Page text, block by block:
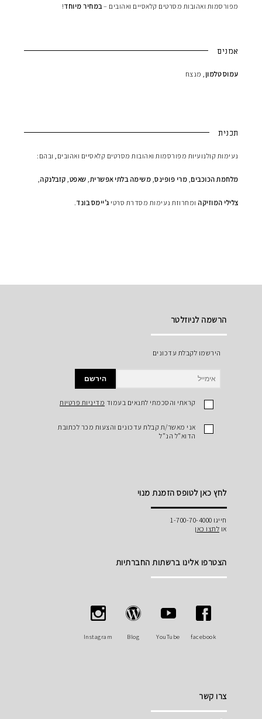
מפורסמות ואהובות מסרטים קלאסיים ואהובים –במחיר מיוחד!
אמנים
עמוס טלמון , מנצח
תכנית
נעימות קולנועיות מפורסמות ואהובות מסרטים קלאסיים ואהובים, ובהם:
מלחמת הכוכבים, מרי פופינס, משימה בלתי אפשרית, שאפט, קזבלנקה,
צלילי המוזיקה ומחרוזת נעימות מסדרת סרטי ג'יימס בונד.
הרשמה לניוזלטר
הירשמו לקבלת עדכונים
הירשם
קראתי והסכמתי לתנאים בעמוד מדיניות פרטיות
אני מאשר/ת קבלת עדכונים והצעות מכר לכתובת
הדוא"ל הנ"ל
לחץ כאן לטופס הזמנת מנוי
חייגו 1-700-70-4000
או לחצו כאן
הצטרפו אלינו ברשתות החברתיות
facebook
YouTube
Blog
Instagram
צרו קשר